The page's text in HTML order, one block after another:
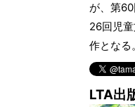
が、第
26回児
作となる。
LTA出